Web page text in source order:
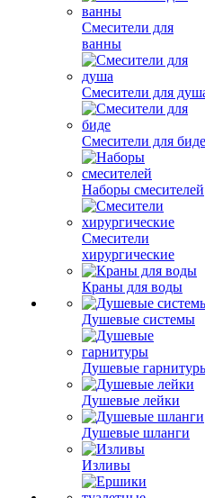
Смесители для
ванны
Смесители для
Смесители для биде
Наборы смесителей
Смесители
хирургические
Краны для воды
Душевые системы
Душевые
Душевые лейки
Душевые шланги
Изливы